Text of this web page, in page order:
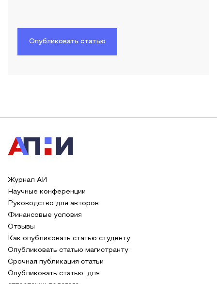
Опубликовать статью
Журнал АИ
Научные конференции
Руководство для авторов
Финансовые условия
Отзывы
Как опубликовать статью студенту
Опубликовать статью магистранту
Срочная публикация статьи
Опубликовать статью для